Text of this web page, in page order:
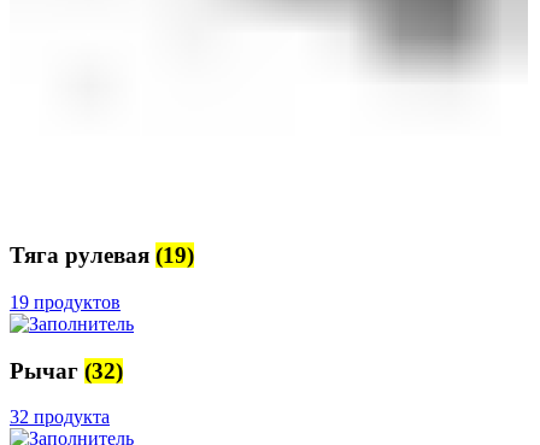
Тяга рулевая (19)
19 продуктов
Рычаг (32)
32 продукта